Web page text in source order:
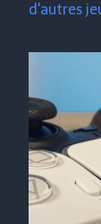
d'autres